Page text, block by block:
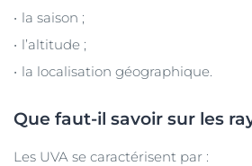
la saison ;
l’altitude ;
la localisation géographique.
Que faut-il savoir sur les
Les UVA se caractérisent par :